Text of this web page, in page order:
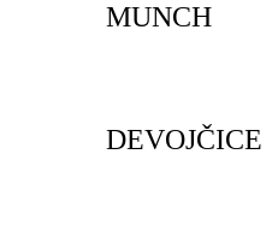
MUNCH
DEVOJČICE